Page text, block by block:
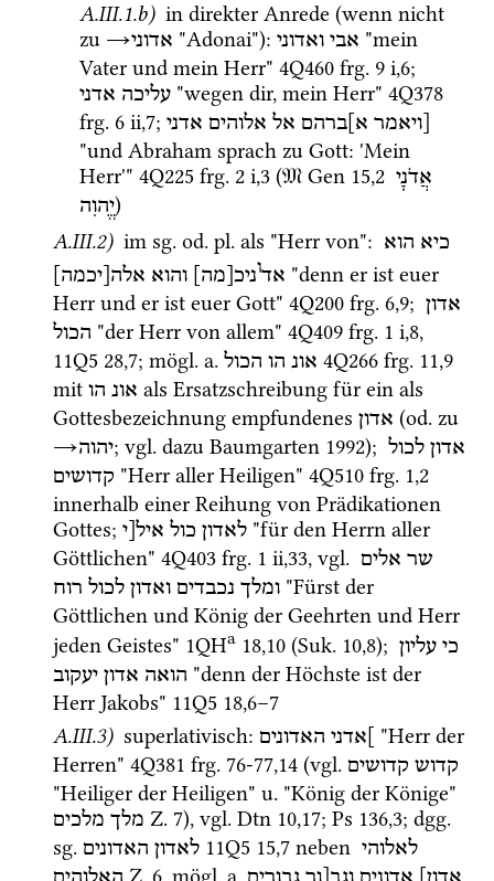
A.III.1.b) in direkter Anrede (wenn nicht
zu →אדוני "Adonai"): אבי ואדוני
"mein
Vater und mein Herr" 4Q460 frg. 9 i,6
עליכה אדני "wegen dir, mein Herr" 4Q378
frg. 6 ii,7; [ויאמר א]ברהם אל אלוהים אדני
"und Abraham sprach zu Gott: 'Mein
Herr'" 4Q225 frg. 2 i,3 (𝔐 Gen 15,2 אֲדֹנָי
יֱהוִה)
A.III.2) im sg. od. pl. als "Herr von": כיא הוא
אדוניכ[מה] והוא אלה[יכמה]
"denn er ist euer
Herr und er ist euer Gott" 4Q200 frg. 6,9; אדון
הכול "der Herr von allem" 4Q409 frg. 1 i,8
11Q5 28,7; mögl. a. אונ הו הכול 4Q266 frg. 11,9
mit
אונ הו
als Ersatzschreibung für ein als
Gottesbezeichnung empfundenes אדון (od.
→יהוה; vgl. dazu Baumgarten 1992); אדון לכול
קדושים "Herr aller Heiligen" 4Q510 frg. 1,2
innerhalb einer Reihung von Prädikationen
Gottes;
לאדון כול איל[י
"für den Herrn aller
Göttlichen" 4Q403 frg. 1 ii,33, vgl. שר אלים
ומלך נכבדים ואדון לכול רוח
"Fürst der
Göttlichen und König der Geehrten und Herr
jeden Geistes" 1QHa 18,10 (Suk. 10,8); כי עליון
הואה אדון יעקוב
"denn der Höchste ist der
Herr Jakobs" 11Q5 18,6–7
A.III.3) superlativisch: ]אדני האדונים
"Herr der
Herren" 4Q381 frg. 76-77,14 (vgl. קדוש קדושים
"Heiliger der Heiligen" u.
מלך מלכים Z. 7), vgl. Dtn 10,17; Ps 136,3; dgg.
sg.
לאדון האדונים 11Q5 15,7 neben לאלוהי